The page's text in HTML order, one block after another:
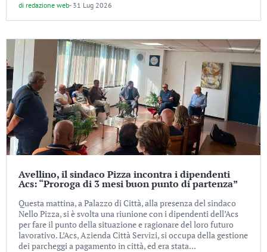
di redazione web- 31 Lug 2026
Avellino, il sindaco Pizza incontra i dipendenti
Acs: “Proroga di 3 mesi buon punto di partenza”
Questa mattina, a Palazzo di Città, alla presenza del sindaco
Nello Pizza, si è svolta una riunione con i dipendenti dell’Acs
per fare il punto della situazione e ragionare del loro futuro
lavorativo. L’Acs, Azienda Città Servizi, si occupa della gestione
dei parcheggi a pagamento in città, ed era stata...